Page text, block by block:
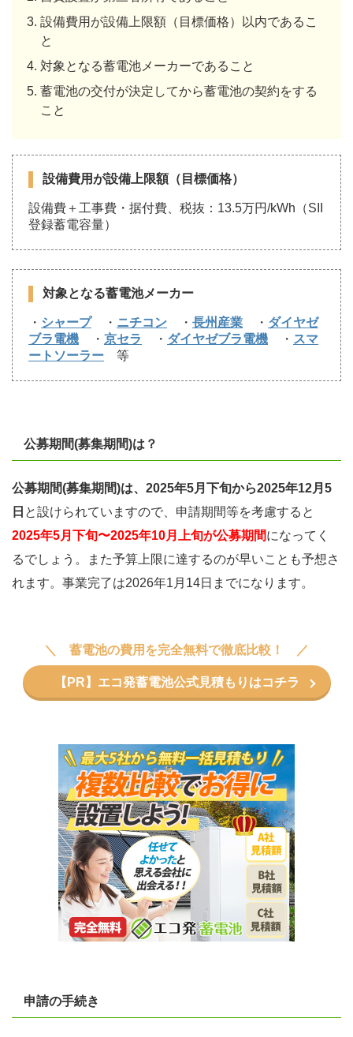
設備費用が設備上限額（目標価格）以内であるこ
と
対象となる蓄電池メーカーであること
蓄電池の交付が決定してから蓄電池の契約をする
こと
設備費用が設備上限額（目標価格）
設備費＋工事費・据付費、税抜：13.5万円/kWh（SII
登録蓄電容量）
対象となる蓄電池メーカー
・ シャープ・ ニチコン ・ 長州産業 ・ ダイヤゼ
ブラ電機 ・ 京セラ ・ ダイヤゼブラ電機 ・ スマ
ートソーラー 等
公募期間(募集期間)は？
公募期間(募集期間)は、2025年5月下旬から2025年12月5
日 と設けられていますので、申請期間等を考慮すると
2025年5月下旬〜2025年10月上旬が公募期間になってく
るでしょう。また予算上限に達するのが早いことも予想さ
れます。事業完了は2026年1月14日までになります。
蓄電池の費用を完全無料で徹底比較！
【PR】エコ発蓄電池公式見積もりはコチラ
申請の手続き